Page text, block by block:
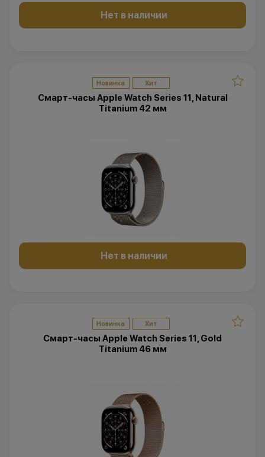
Нет в наличии
Новинка Хит
Смарт-часы Apple Watch Series 11, Natural
Titanium 42 мм
Нет в наличии
Новинка Хит
Смарт-часы Apple Watch Series 11, Gold
Titanium 46 мм